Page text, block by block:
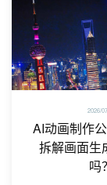
2026/
AI动画制作
拆解画面生
吗